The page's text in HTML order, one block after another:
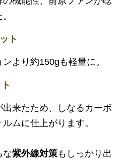
ト
より約150gも軽量に。
出来たため、しなるカーボ
ムに仕上がります。
な紫外線対策もしっかり出